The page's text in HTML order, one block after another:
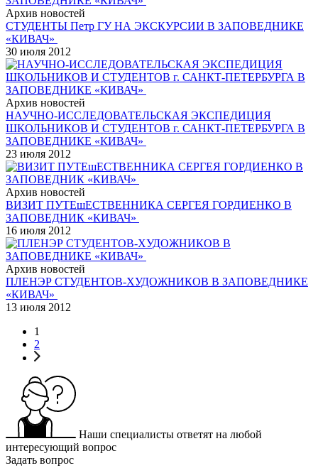
Архив новостей
СТУДЕНТЫ Петр ГУ НА ЭКСКУРСИИ В ЗАПОВЕДНИКЕ
«КИВАЧ»
30 июля 2012
Архив новостей
НАУЧНО-ИССЛЕДОВАТЕЛЬСКАЯ ЭКСПЕДИЦИЯ
ШКОЛЬНИКОВ И СТУДЕНТОВ г. САНКТ-ПЕТЕРБУРГА В
ЗАПОВЕДНИКЕ «КИВАЧ»
23 июля 2012
Архив новостей
ВИЗИТ ПУТЕшЕСТВЕННИКА СЕРГЕЯ ГОРДИЕНКО В
ЗАПОВЕДНИК «КИВАЧ»
16 июля 2012
Архив новостей
ПЛЕНЭР СТУДЕНТОВ-ХУДОЖНИКОВ В ЗАПОВЕДНИКЕ
«КИВАЧ»
13 июля 2012
1
2
Наши специалисты ответят на любой
интересующий вопрос
Задать вопрос